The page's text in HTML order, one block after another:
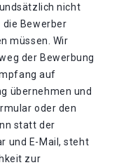
nicht
Bewerber
müssen. Wir
der Bewerbung
auf
übernehmen und
oder den
statt der
und E-Mail, steht
zur